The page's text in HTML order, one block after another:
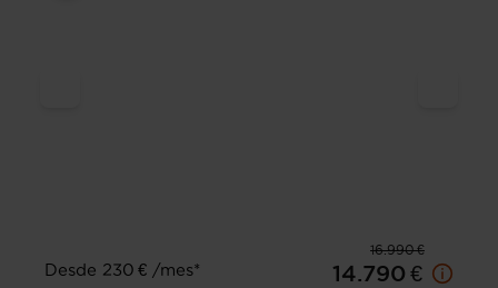
16.990 €
Desde 230 € /mes*
14.790 €